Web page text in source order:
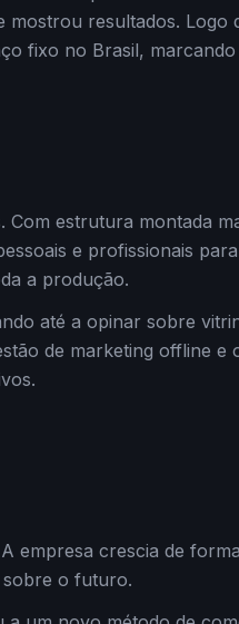
mostrou resultados. Logo
fixo no Brasil,
estrutura montada
e profissionais
a produção.
até a opinar sobre
de marketing offline e
empresa crescia de
o futuro.